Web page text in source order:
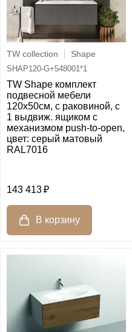
TW collection Shape
SHAP120-G+548001*1
TW Shape комплект
подвесной мебели
120х50см, с раковиной, с
1 выдвиж. ящиком с
механизмом push-to-open,
цвет: серый матовый
RAL7016
143 413